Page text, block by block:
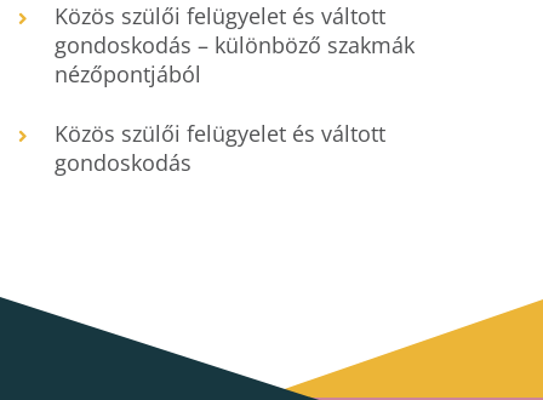
Közös szülői felügyelet és váltott
gondoskodás – különböző szakmák
nézőpontjából
Közös szülői felügyelet és váltott
gondoskodás